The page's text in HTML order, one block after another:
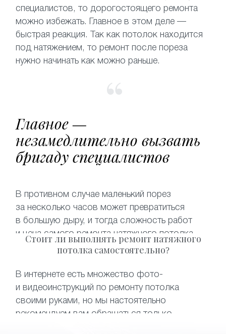
специалистов, то дорогостоящего ремонта
можно избежать. Главное в этом деле —
быстрая реакция. Так как потолок находится
под натяжением, то ремонт после пореза
нужно начинать как можно раньше.
Главное —
незамедлительно вызвать
бригаду специалистов
В противном случае маленький порез
за несколько часов может превратиться
в большую дыру, и тогда сложность работ
и цена самого ремонта натяжного потолка
возрастет в разы. Что касается
самостоятельный слив воды может привести
к безвозвратной порче полотна. Чтобы
не тратить деньги и время на монтаж нового
полотна, достаточно обратиться
Стоит ли выполнять ремонт натяжного
потолка самостоятельно?
В интернете есть множество фото-
и видеоинструкций по ремонту потолка
своими руками, но мы настоятельно
рекомендуем вам обращаться только